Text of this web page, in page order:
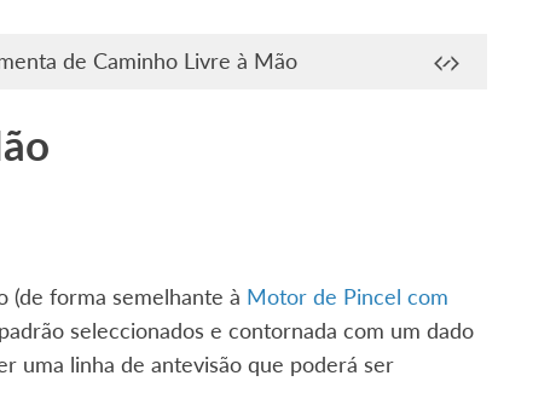
de Caminho Livre à Mão
(de forma semelhante à Motor de Pincel com
seleccionados e contornada com um dado
uma linha de antevisão que poderá ser